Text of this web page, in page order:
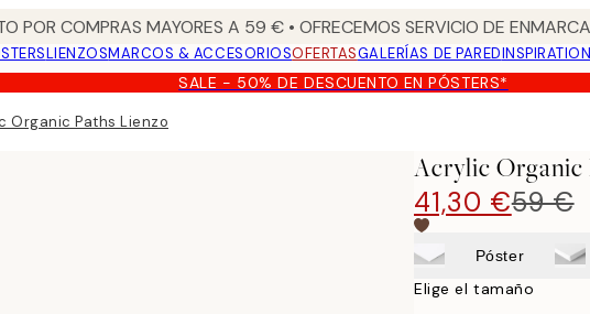
POR COMPRAS MAYORES A 59 € • OFRECEMOS SERVICIO DE
LIENZOSMARCOS & ACCESORIOSOFERTASGALERÍAS DE PARED
SALE - 50% DE DESCUENTO EN PÓSTERS*
Organic Paths Lienzo
Acrylic Organic
41,30 €59 €
Póster
Elige el tamaño